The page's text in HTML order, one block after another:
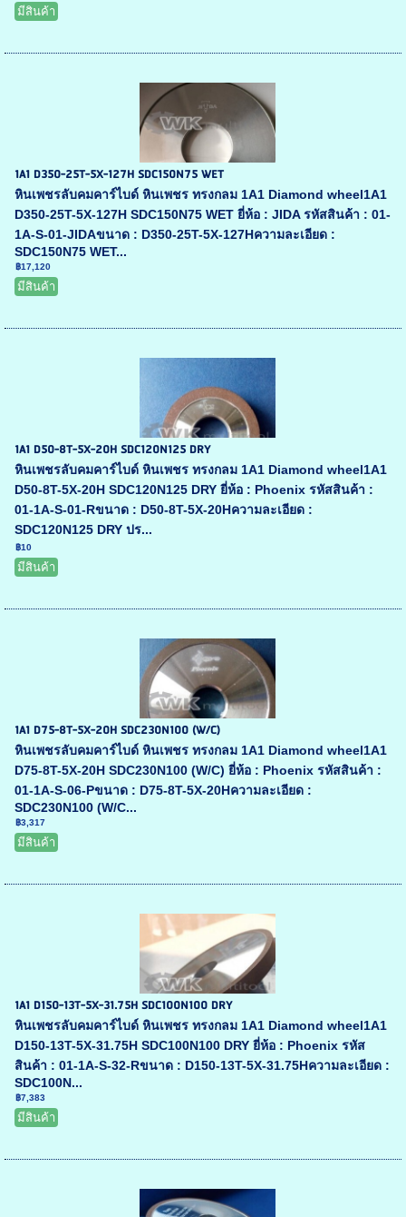
มีสินค้า
1A1 D350-25T-5X-127H SDC150N75 WET
หินเพชรลับคมคาร์ไบด์ หินเพชร ทรงกลม 1A1 Diamond wheel1A1
D350-25T-5X-127H SDC150N75 WET ยี่ห้อ : JIDA รหัสสินค้า : 01-
1A-S-01-JIDAขนาด : D350-25T-5X-127Hความละเอียด :
SDC150N75 WET...
฿17,120
มีสินค้า
1A1 D50-8T-5X-20H SDC120N125 DRY
หินเพชรลับคมคาร์ไบด์ หินเพชร ทรงกลม 1A1 Diamond wheel1A1
D50-8T-5X-20H SDC120N125 DRY ยี่ห้อ : Phoenix รหัสสินค้า :
01-1A-S-01-Rขนาด : D50-8T-5X-20Hความละเอียด :
SDC120N125 DRY ปร...
฿10
มีสินค้า
1A1 D75-8T-5X-20H SDC230N100 (W/C)
หินเพชรลับคมคาร์ไบด์ หินเพชร ทรงกลม 1A1 Diamond wheel1A1
D75-8T-5X-20H SDC230N100 (W/C) ยี่ห้อ : Phoenix รหัสสินค้า :
01-1A-S-06-Pขนาด : D75-8T-5X-20Hความละเอียด :
SDC230N100 (W/C...
฿3,317
มีสินค้า
1A1 D150-13T-5X-31.75H SDC100N100 DRY
หินเพชรลับคมคาร์ไบด์ หินเพชร ทรงกลม 1A1 Diamond wheel1A1
D150-13T-5X-31.75H SDC100N100 DRY ยี่ห้อ : Phoenix รหัส
สินค้า : 01-1A-S-32-Rขนาด : D150-13T-5X-31.75Hความละเอียด :
SDC100N...
฿7,383
มีสินค้า